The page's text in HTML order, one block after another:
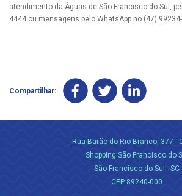
atendimento da Águas de São Francisco do Sul,
4444 ou mensagens pelo WhatsApp no (47)
Compartilhar:
Rua Barão do Rio Branco, 377 -
Shopping São Francisco do
São Francisco do Sul - SC
CEP 89240-000